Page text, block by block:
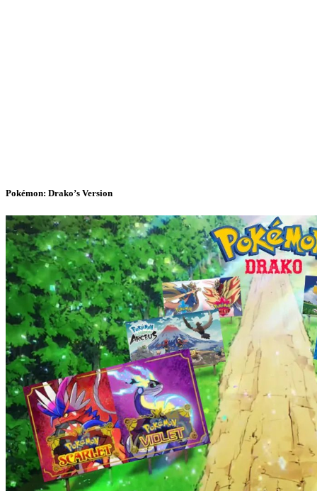
Pokémon: Drako’s Version